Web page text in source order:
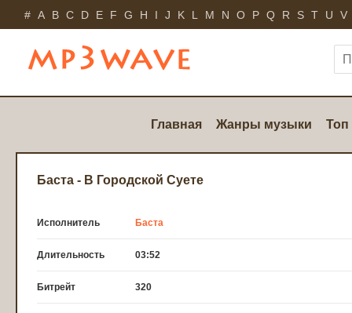
# A B C D E F G H I J K L M N O P Q R S T U V
Главная Жанры музыки Топ
Баста - В Городской Суете
Исполнитель Баста
Длительность 03:52
Битрейт 320